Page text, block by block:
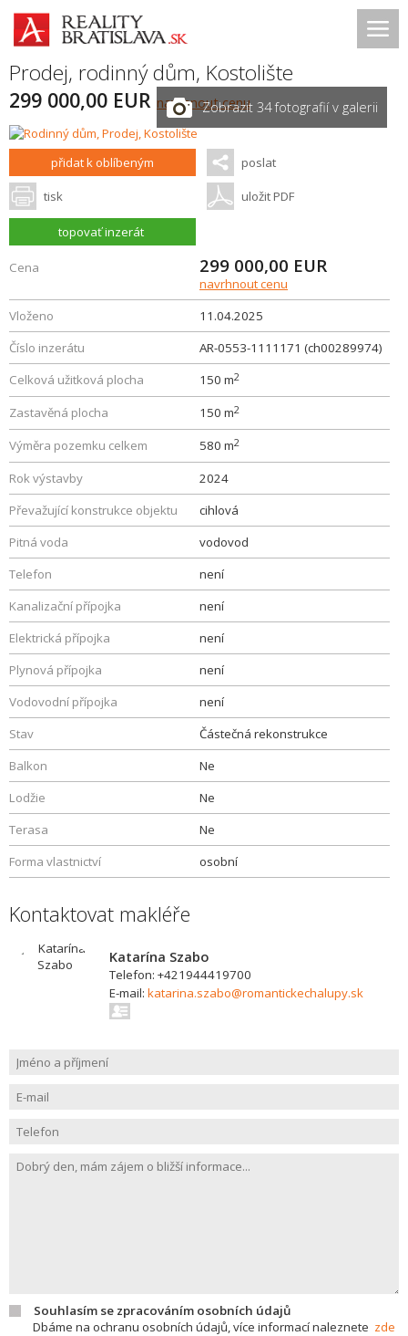
Prodej, rodinný dům, Kostolište
299 000,00 EUR navrhnout cenuZobrazit 34 fotografií v galerii
přidat k oblíbeným poslat
tisk uložit PDF
topovať inzerát
Cena 299 000,00 EUR
navrhnout cenu
Vloženo
11.04.2025
Číslo inzerátu
AR-0553-1111171 (ch00289974)
Celková užitková plocha
150 m2
Zastavěná plocha 150 m2
Výměra pozemku celkem 580 m2
Rok výstavby
2024
Převažující konstrukce objektu
cihlová
Pitná voda
vodovod
Telefon
není
Kanalizační přípojka
není
Elektrická přípojka
není
Plynová přípojka
není
Vodovodní přípojka
není
Stav
Částečná rekonstrukce
Balkon
Ne
Lodžie
Ne
Terasa
Ne
Forma vlastnictví
osobní
Kontaktovat makléře
Katarína Szabo
Telefon: +421944419700
E-mail: katarina.szabo@romantickechalupy.sk
Souhlasím se zpracováním osobních údajů
Dbáme na ochranu osobních údajů, více informací naleznete zde